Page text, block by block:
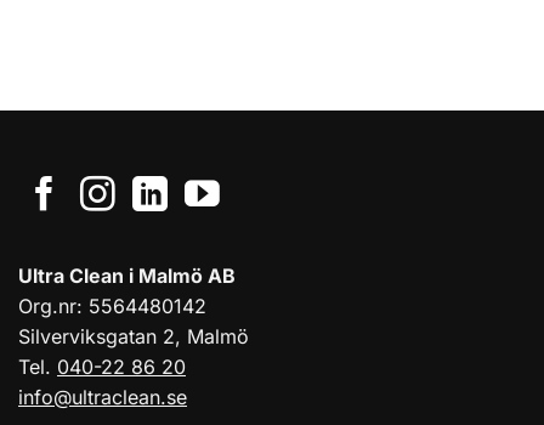
Ultra Clean i Malmö AB
Org.nr: 5564480142
Silverviksgatan 2, Malmö
Tel. 040-22 86 20
info@ultraclean.se